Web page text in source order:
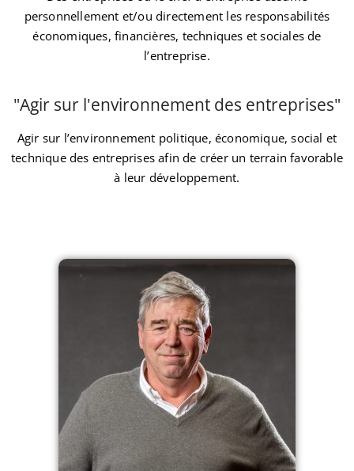
personnellement et/ou directement les responsabilités
économiques, financières, techniques et sociales de
l’entreprise.
"Agir sur l'environnement des entreprises"
Agir sur l’environnement politique, économique, social et
technique des entreprises afin de créer un terrain favorable
à leur développement.